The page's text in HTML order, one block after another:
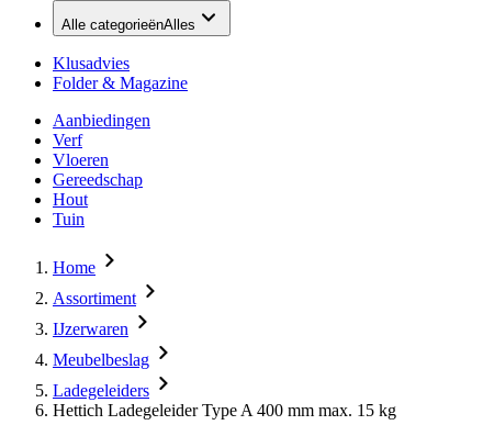
Alle categorieënAlles
Klusadvies
Folder & Magazine
Aanbiedingen
Verf
Vloeren
Gereedschap
Hout
Tuin
Home
Assortiment
IJzerwaren
Meubelbeslag
Ladegeleiders
Hettich Ladegeleider Type A 400 mm max. 15 kg